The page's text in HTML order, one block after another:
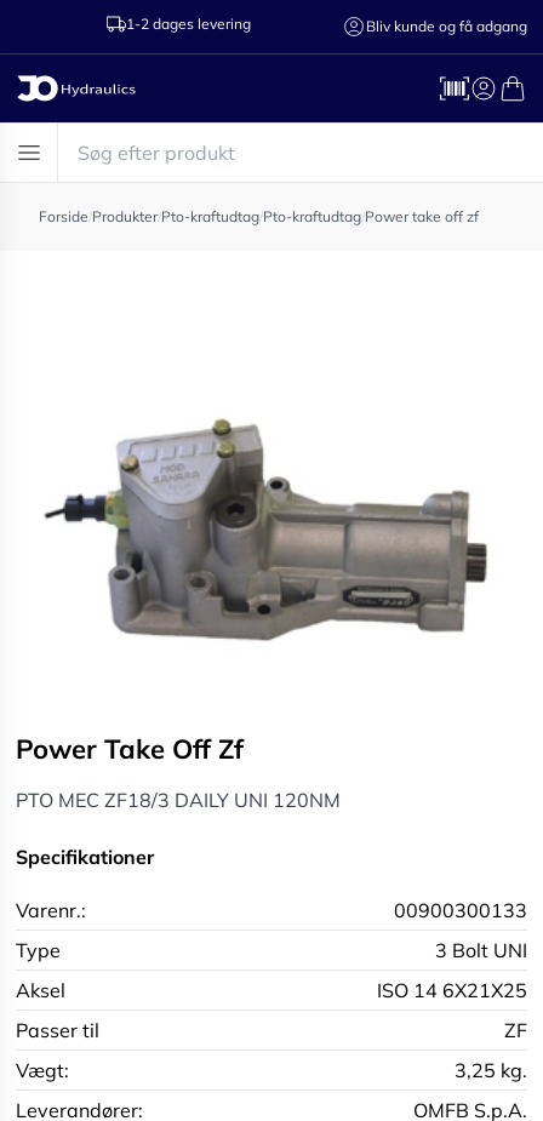
1-2 dages levering Ring til os
Bliv kunde og få adgang
Forside/Produkter/Pto-kraftudtag/Pto-kraftudtag/Power take off zf
Power Take Off Zf
PTO MEC ZF18/3 DAILY UNI 120NM
Specifikationer
Varenr.:
00900300133
Type
3 Bolt UNI
Aksel
ISO 14 6X21X25
Passer til
ZF
Vægt:
3,25 kg.
Leverandører:
OMFB S.p.A.